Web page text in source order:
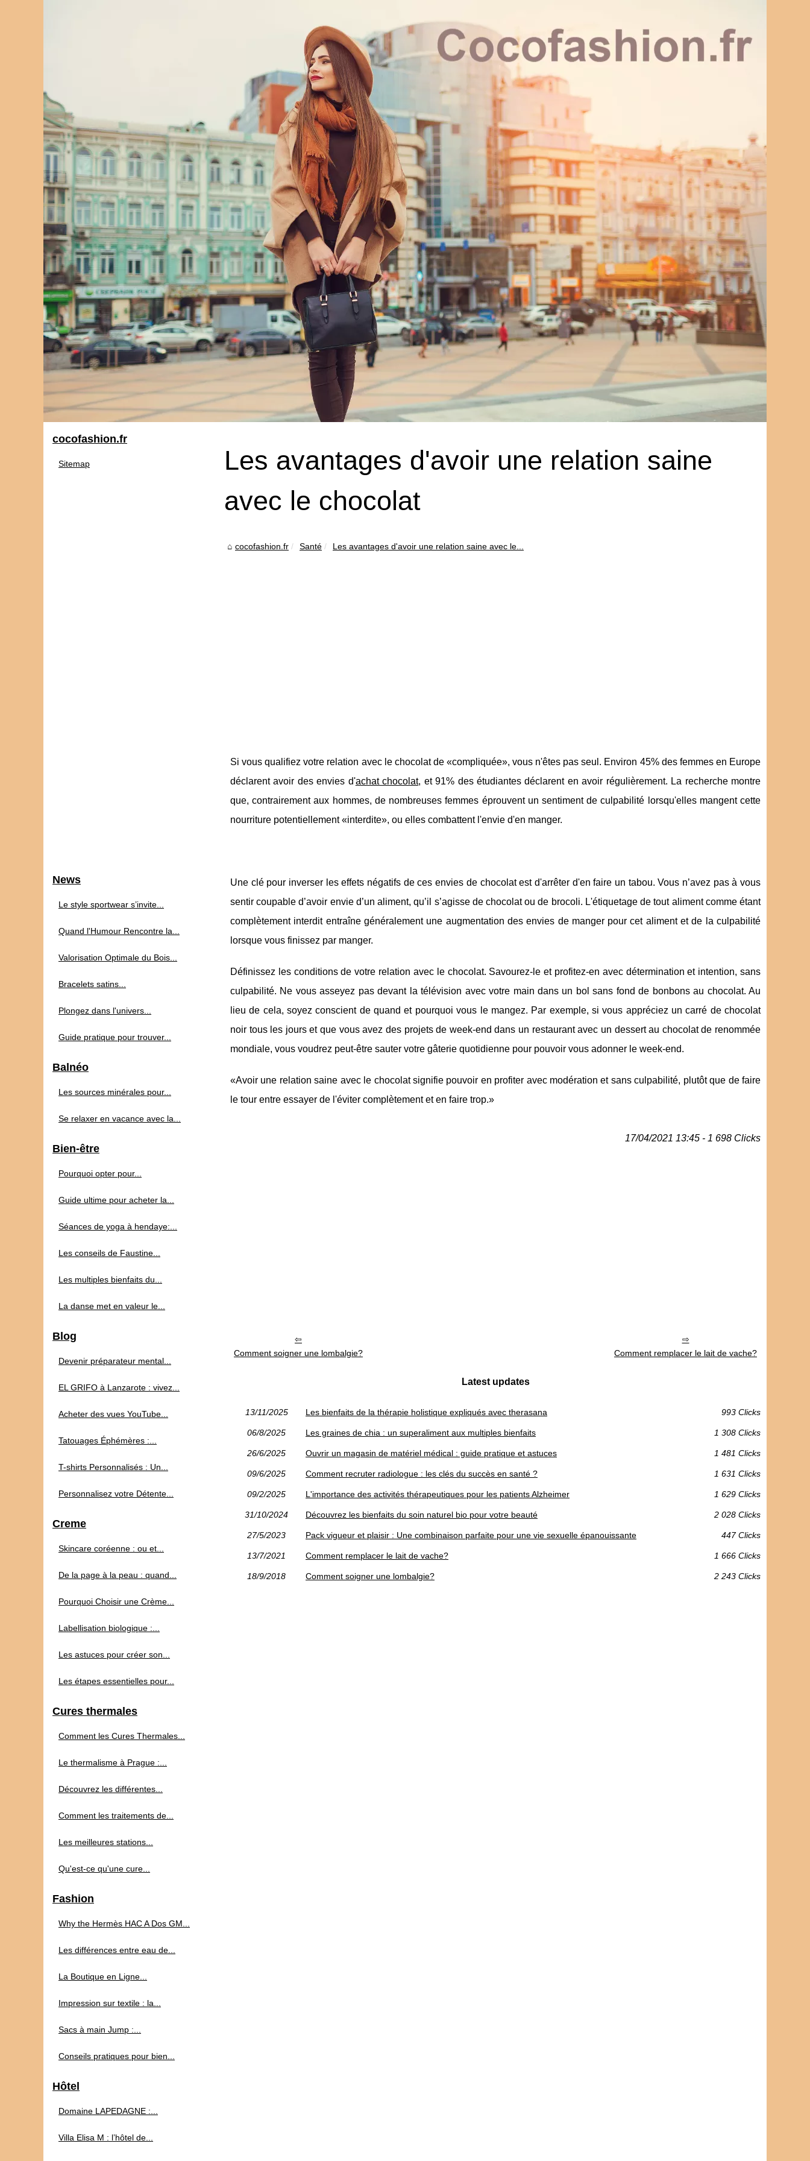
Les avantages d'avoir une relation saine
avec le chocolat
cocofashion.fr Santé Les avantages d'avoir une relation saine avec le...
Si vous qualifiez votre relation avec le chocolat de «compliquée», vous n'êtes pas seul. Environ 45% des femmes en Europe
déclarent avoir des envies d'achat chocolat, et 91% des étudiantes déclarent en avoir régulièrement. La recherche montre
que, contrairement aux hommes, de nombreuses femmes éprouvent un sentiment de culpabilité lorsqu'elles mangent cette
nourriture potentiellement «interdite», ou elles combattent l'envie d'en manger.
Une clé pour inverser les effets négatifs de ces envies de chocolat est d'arrêter d'en faire un tabou. Vous n’avez pas à vous
sentir coupable d’avoir envie d’un aliment, qu’il s’agisse de chocolat ou de brocoli. L'étiquetage de tout aliment comme étant
complètement interdit entraîne généralement une augmentation des envies de manger pour cet aliment et de la culpabilité
lorsque vous finissez par manger.
Définissez les conditions de votre relation avec le chocolat. Savourez-le et profitez-en avec détermination et intention, sans
culpabilité. Ne vous asseyez pas devant la télévision avec votre main dans un bol sans fond de bonbons au chocolat. Au
lieu de cela, soyez conscient de quand et pourquoi vous le mangez. Par exemple, si vous appréciez un carré de chocolat
noir tous les jours et que vous avez des projets de week-end dans un restaurant avec un dessert au chocolat de renommée
mondiale, vous voudrez peut-être sauter votre gâterie quotidienne pour pouvoir vous adonner le week-end.
«Avoir une relation saine avec le chocolat signifie pouvoir en profiter avec modération et sans culpabilité, plutôt que de faire
le tour entre essayer de l'éviter complètement et en faire trop.»
17/04/2021 13:45 - 1 698 Clicks
Comment soigner une lombalgie? Comment remplacer le lait de vache?
Latest updates
13/11/2025 Les bienfaits de la thérapie holistique expliqués avec therasana 993 Clicks
06/8/2025 Les graines de chia : un superaliment aux multiples bienfaits 1 308 Clicks
26/6/2025 Ouvrir un magasin de matériel médical : guide pratique et astuces 1 481 Clicks
09/6/2025 Comment recruter radiologue : les clés du succès en santé ? 1 631 Clicks
09/2/2025 L'importance des activités thérapeutiques pour les patients Alzheimer 1 629 Clicks
31/10/2024 Découvrez les bienfaits du soin naturel bio pour votre beauté 2 028 Clicks
27/5/2023 Pack vigueur et plaisir : Une combinaison parfaite pour une vie sexuelle épanouissante 447 Clicks
13/7/2021 Comment remplacer le lait de vache? 1 666 Clicks
18/9/2018 Comment soigner une lombalgie? 2 243 Clicks
cocofashion.fr
Sitemap
News
Le style sportwear s’invite...
Quand l'Humour Rencontre la...
Valorisation Optimale du Bois...
Bracelets satins...
Plongez dans l'univers...
Guide pratique pour trouver...
Balnéo
Les sources minérales pour...
Se relaxer en vacance avec la...
Bien-être
Pourquoi opter pour...
Guide ultime pour acheter la...
Séances de yoga à hendaye:...
Les conseils de Faustine...
Les multiples bienfaits du...
La danse met en valeur le...
Blog
Devenir préparateur mental...
EL GRIFO à Lanzarote : vivez...
Acheter des vues YouTube...
Tatouages Éphémères :...
T-shirts Personnalisés : Un...
Personnalisez votre Détente...
Creme
Skincare coréenne : ou et...
De la page à la peau : quand...
Pourquoi Choisir une Crème...
Labellisation biologique :...
Les astuces pour créer son...
Les étapes essentielles pour...
Cures thermales
Comment les Cures Thermales...
Le thermalisme à Prague :...
Découvrez les différentes...
Comment les traitements de...
Les meilleures stations...
Qu'est-ce qu'une cure...
Fashion
Why the Hermès HAC A Dos GM...
Les différences entre eau de...
La Boutique en Ligne...
Impression sur textile : la...
Sacs à main Jump :...
Conseils pratiques pour bien...
Hôtel
Domaine LAPEDAGNE :...
Villa Elisa M : l’hôtel de...